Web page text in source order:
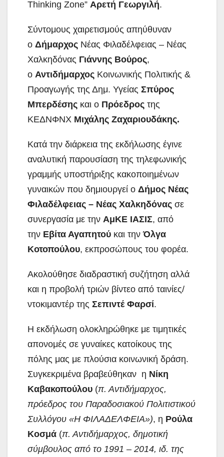
Thinking Zone” Αρετή Γεωργιλή.
Σύντομους χαιρετισμούς απηύθυναν
ο Δήμαρχος Νέας Φιλαδέλφειας – Νέας
Χαλκηδόνας Γιάννης Βούρος,
ο Αντιδήμαρχος Κοινωνικής Πολιτικής &
Προαγωγής της Δημ. Υγείας Σπύρος
Μπερδέσης και ο Πρόεδρος της
ΚΕΔΝΦΝΧ Μιχάλης Ζαχαριουδάκης.
Κατά την διάρκεια της εκδήλωσης έγινε
αναλυτική παρουσίαση της τηλεφωνικής
γραμμής υποστήριξης κακοποιημένων
γυναικών που δημιουργεί ο Δήμος Νέας
Φιλαδέλφειας – Νέας Χαλκηδόνας σε
συνεργασία με την ΑμΚΕ ΙΑΣΙΣ, από
την Εβίτα Αγαπητού και τηνΌλγα
Κοτοπούλου, εκπροσώπους του φορέα.
Ακολούθησε διαδραστική συζήτηση αλλά
και η προβολή τριών βίντεο από ταινίες/
ντοκιμαντέρ της Σεπιντέ Φαρσί.
Η εκδήλωση ολοκληρώθηκε με τιμητικές
απονομές σε γυναίκες κατοίκους της
πόλης μας με πλούσια κοινωνική δράση.
Συγκεκριμένα βραβεύθηκαν η Νίκη
Καβακοπούλου (π. Αντιδήμαρχος,
πρόεδρος του Παραδοσιακού Πολιτιστικού
Συλλόγου «Η ΦΙΛΑΔΕΛΦΕΙΑ»), η Ρούλα
Κοσμά (π. Αντιδήμαρχος, δημοτική
σύμβουλος από το 1991 – 2014, ιδ. της